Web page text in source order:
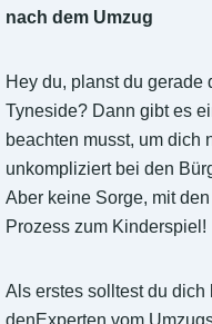
nach dem Umzug
Hey du, planst du gerade
Tyneside? Dann gibt es
beachten musst, um dich
unkompliziert bei den
Aber keine Sorge, mit
Prozess zum Kinderspiel!
Als erstes solltest du
denExperten vom